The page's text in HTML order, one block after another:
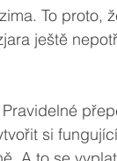
To proto,
ještě
si